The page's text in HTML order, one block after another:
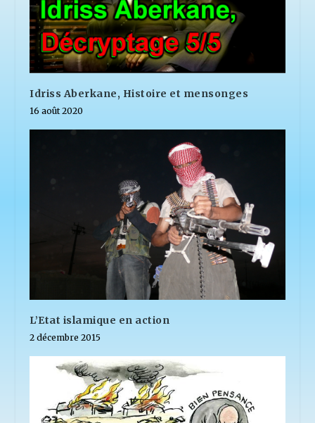
Idriss Aberkane, Histoire et mensonges
16 août 2020
L’Etat islamique en action
2 décembre 2015